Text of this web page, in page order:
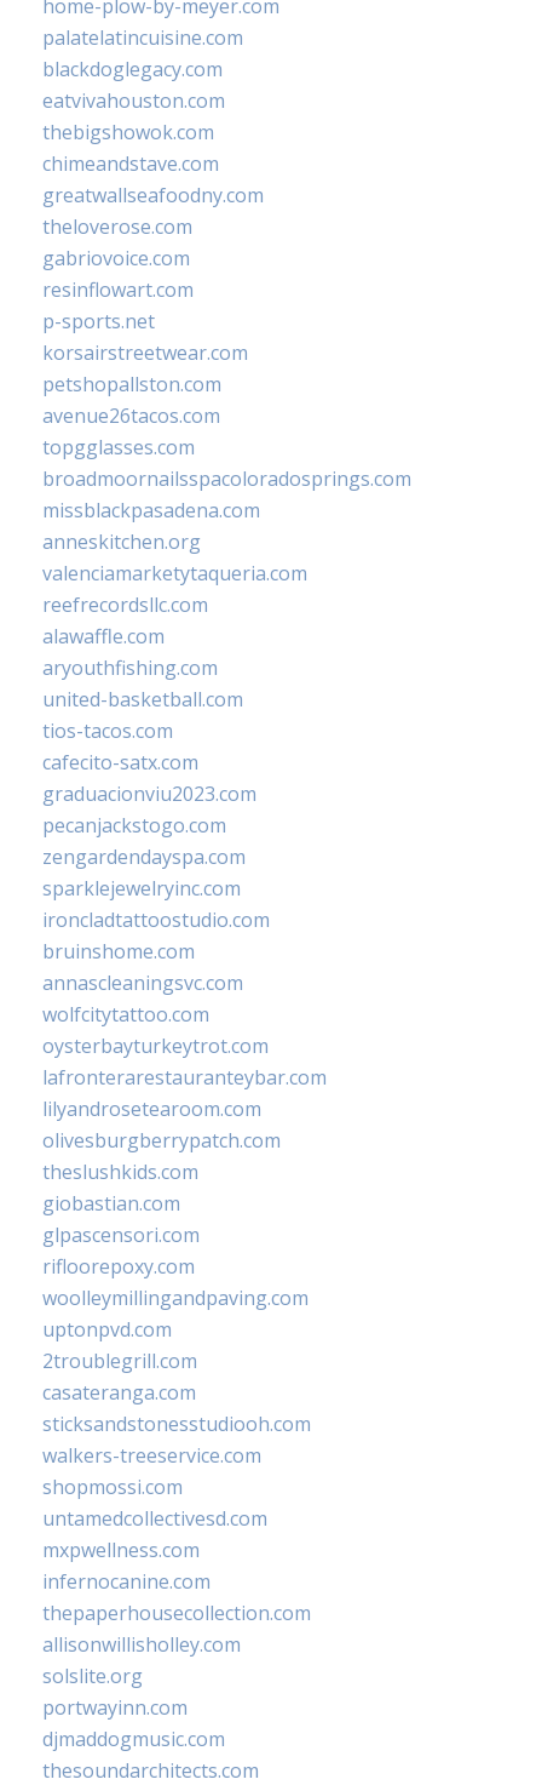
home-plow-by-meyer.com
palatelatincuisine.com
blackdoglegacy.com
eatvivahouston.com
thebigshowok.com
chimeandstave.com
greatwallseafoodny.com
theloverose.com
gabriovoice.com
resinflowart.com
p-sports.net
korsairstreetwear.com
petshopallston.com
avenue26tacos.com
topgglasses.com
broadmoornailsspacoloradosprings.com
missblackpasadena.com
anneskitchen.org
valenciamarketytaqueria.com
reefrecordsllc.com
alawaffle.com
aryouthfishing.com
united-basketball.com
tios-tacos.com
cafecito-satx.com
graduacionviu2023.com
pecanjackstogo.com
zengardendayspa.com
sparklejewelryinc.com
ironcladtattoostudio.com
bruinshome.com
annascleaningsvc.com
wolfcitytattoo.com
oysterbayturkeytrot.com
lafronterarestauranteybar.com
lilyandrosetearoom.com
olivesburgberrypatch.com
theslushkids.com
giobastian.com
glpascensori.com
rifloorepoxy.com
woolleymillingandpaving.com
uptonpvd.com
2troublegrill.com
casateranga.com
sticksandstonesstudiooh.com
walkers-treeservice.com
shopmossi.com
untamedcollectivesd.com
mxpwellness.com
infernocanine.com
thepaperhousecollection.com
allisonwillisholley.com
solslite.org
portwayinn.com
djmaddogmusic.com
thesoundarchitects.com